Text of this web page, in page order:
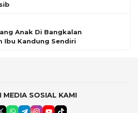
Anak Di Bangkalan
Ibu Kandung Sendiri
MEDIA SOSIAL KAMI